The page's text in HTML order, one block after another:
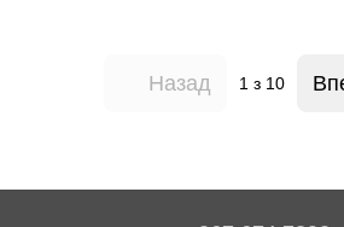
Назад 1 з 10